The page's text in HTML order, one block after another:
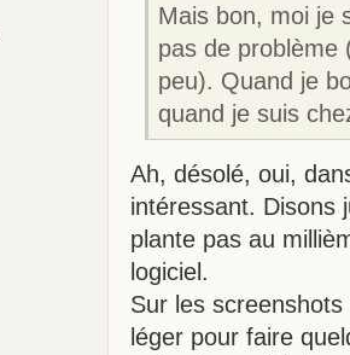
Mais bon, moi je
pas de problème
peu). Quand je
quand je suis
Ah, désolé, oui,
intéressant. Disons
plante pas au
logiciel.
Sur les
léger pour faire